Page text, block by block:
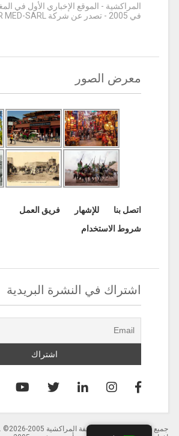
المراكشية - الموقع الإخباري الأول في
في 2005 - تصدر عن شركة IMAR MED-SARL
معرض الصور
اتصل بنا للإشهار
فريق العمل
شروط الاستخدام
اشتراك في النشرة البريدية
جميع